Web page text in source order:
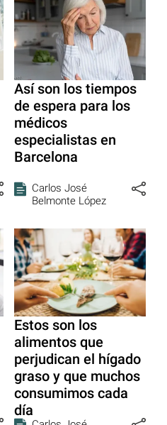
Así son los tiempos
de espera para los
médicos
especialistas en
Barcelona
Carlos José
Belmonte López
Estos son los
alimentos que
perjudican el hígado
graso y que muchos
consumimos cada
día